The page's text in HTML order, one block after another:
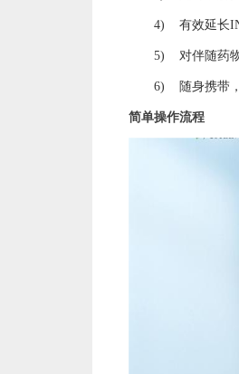
4) 有效延长
5) 对伴随药
6) 随身携带
简单操作流程